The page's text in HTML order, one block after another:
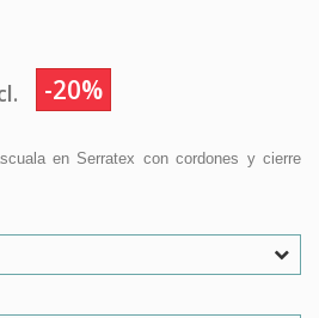
-20%
en Serratex con cordones y cierre